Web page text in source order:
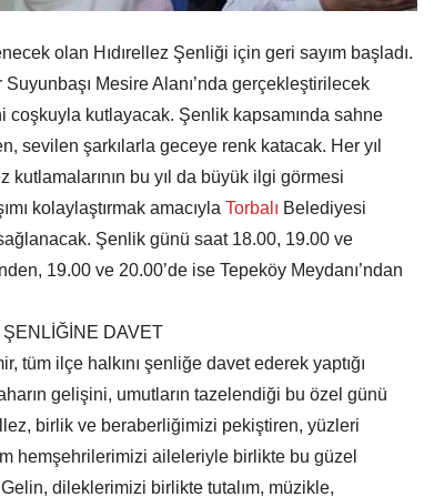
olan Hıdırellez Şenliği için geri sayım başladı.
Suyunbaşı Mesire Alanı’nda gerçekleştirilecek
coşkuyla kutlayacak. Şenlik kapsamında sahne
sevilen şarkılarla geceye renk katacak. Her yıl
kutlamalarının bu yıl da büyük ilgi görmesi
kolaylaştırmak amacıyla Torbalı Belediyesi
Şenlik günü saat 18.00, 19.00 ve
19.00 ve 20.00’de ise Tepeköy Meydanı’ndan
DAVET
tüm ilçe halkını şenliğe davet ederek yaptığı
gelişini, umutların tazelendiği bu özel günü
birlik ve beraberliğimizi pekiştiren, yüzleri
hemşehrilerimizi aileleriyle birlikte bu güzel
dileklerimizi birlikte tutalım, müzikle,